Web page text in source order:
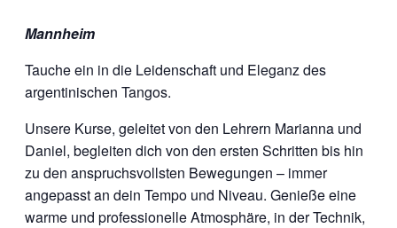
Mannheim
Tauche ein in die Leidenschaft und Eleganz des
argentinischen Tangos.
Unsere Kurse, geleitet von den Lehrern Marianna und
Daniel, begleiten dich von den ersten Schritten bis hin
zu den anspruchsvollsten Bewegungen – immer
angepasst an dein Tempo und Niveau. Genieße eine
warme und professionelle Atmosphäre, in der Technik,